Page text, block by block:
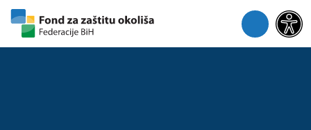
Skip to content
Skip to footer
Menu